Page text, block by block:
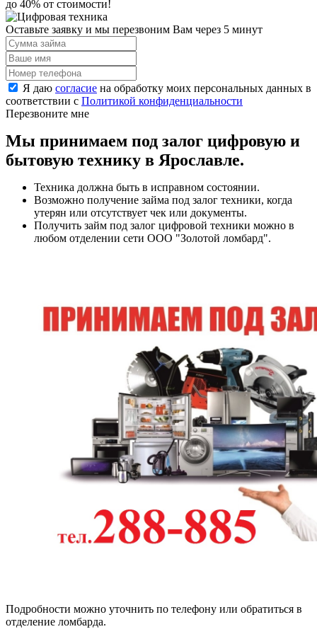
до 40% от стоимости!
Оставьте заявку и мы перезвоним Вам через 5 минут
Я даю согласие на обработку моих персональных данных в
соответствии с Политикой конфиденциальности
Перезвоните мне
Мы принимаем под залог цифровую и
бытовую технику в Ярославле.
Техника должна быть в исправном состоянии.
Возможно получение займа под залог техники, когда
утерян или отсутствует чек или документы.
Получить займ под залог цифровой техники можно в
любом отделении сети ООО "Золотой ломбард".
Подробности можно уточнить по телефону или обратиться в
отделение ломбарда.